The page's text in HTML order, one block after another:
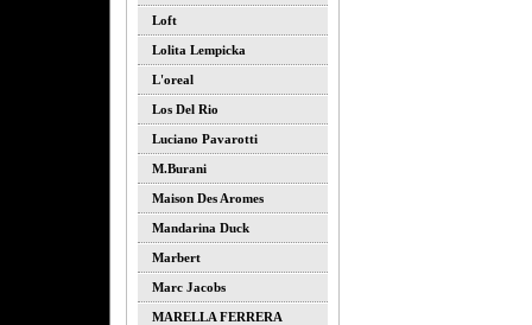
Loft
Lolita Lempicka
L'oreal
Los Del Rio
Luciano Pavarotti
M.burani
Maison Des Aromes
Mandarina Duck
Marbert
Marc Jacobs
MARELLA FERRERA